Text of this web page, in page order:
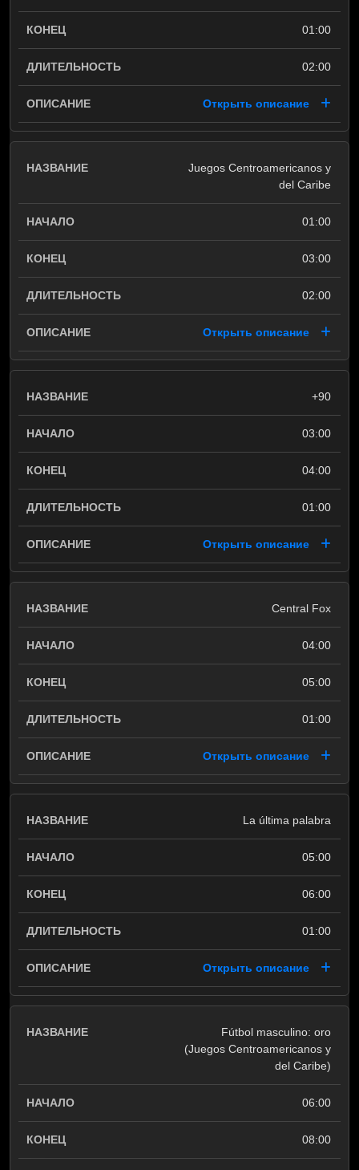
01:00
02:00
Открыть описание
Juegos Centroamericanos y
del Caribe
01:00
03:00
02:00
Открыть описание
+90
03:00
04:00
01:00
Открыть описание
Central Fox
04:00
05:00
01:00
Открыть описание
La última palabra
05:00
06:00
01:00
Открыть описание
Fútbol masculino: oro
(Juegos Centroamericanos y
del Caribe)
06:00
08:00